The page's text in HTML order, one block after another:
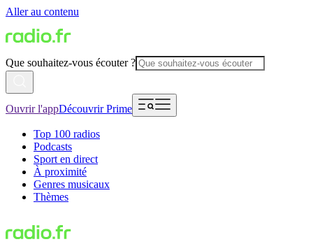
Aller au contenu
Que souhaitez-vous écouter ?
Ouvrir l'appDécouvrir Prime
Top 100 radios
Podcasts
Sport en direct
À proximité
Genres musicaux
Thèmes